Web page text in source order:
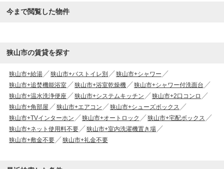
今まで閲覧した物件
狭山市の賃貸を探す
狭山市+給湯 狭山市+バストイレ別
狭山市+シャワー
狭山市+追焚機能浴室
狭山市+浴室乾燥機
狭山市+シャワー付洗面台
狭山市+温水洗浄便座
狭山市+システムキッチン
狭山市+2口コンロ
狭山市+角部屋
狭山市+エアコン
狭山市+シューズボックス
狭山市+TVインターホン
狭山市+オートロック
狭山市+宅配ボックス
狭山市+ネット使用料不要
狭山市+室内洗濯機置き場
狭山市+敷金不要
狭山市+礼金不要